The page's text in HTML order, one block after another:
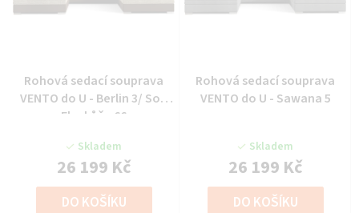
Rohová sedací souprava
VENTO do U - Berlin 3/ Soft
Eko kůže 66
Skladem
26 199 Kč
DO KOŠÍKU
Rohová sedací souprava
VENTO do U - Sawana 5
Skladem
26 199 Kč
DO KOŠÍKU